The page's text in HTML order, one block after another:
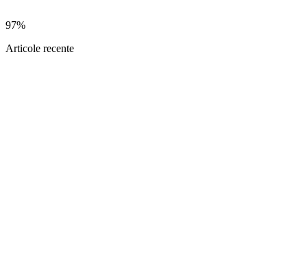
97%
Articole recente